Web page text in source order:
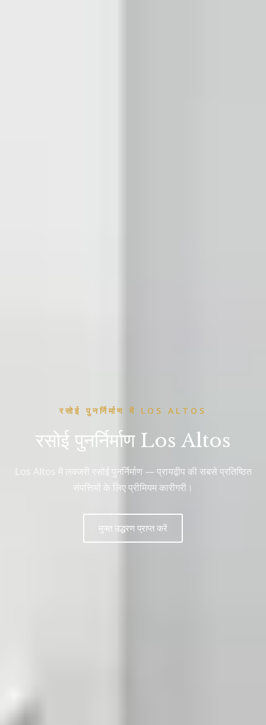
रसोई पुनर्निर्माण में LOS ALTOS
रसोई पुनर्निर्माण Los Altos
Los Altos में लक्जरी रसोई पुनर्निर्माण — प्रायद्वीप की सबसे प्रतिष्ठित
संपत्तियों के लिए प्रीमियम कारीगरी।
मुफ्त उद्धरण प्राप्त करें